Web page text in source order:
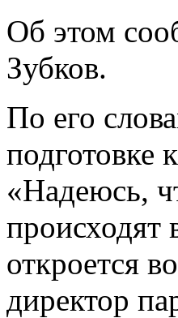
Об этом
Зубков.
По его
подготовке
«Надеюсь,
происходят
откроется
директор